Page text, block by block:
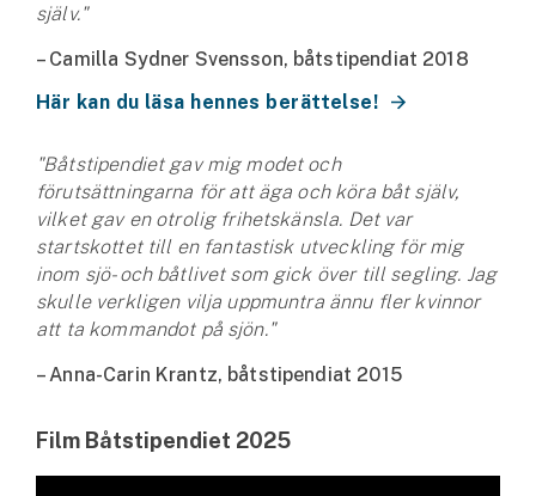
själv."
– Camilla Sydner Svensson, båtstipendiat 2018
Här kan du läsa hennes berättelse!
"Båtstipendiet gav mig modet och
förutsättningarna för att äga och köra båt själv,
vilket gav en otrolig frihetskänsla. Det var
startskottet till en fantastisk utveckling för mig
inom sjö- och båtlivet som gick över till segling. Jag
skulle verkligen vilja uppmuntra ännu fler kvinnor
att ta kommandot på sjön."
– Anna-Carin Krantz, båtstipendiat 2015
Film Båtstipendiet 2025